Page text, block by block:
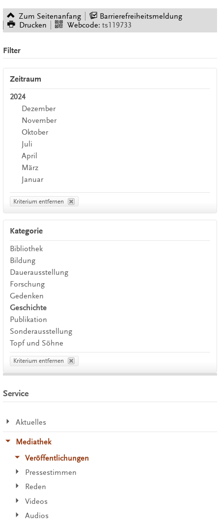
Zum Seitenanfang
Barrierefreiheitsmeldung
Drucken
Webcode: ts119733
Filter
Zeitraum
2024
Dezember
November
Oktober
Juli
April
März
Januar
Kriterium entfernen
Kategorie
Bibliothek
Bildung
Dauerausstellung
Forschung
Gedenken
Geschichte
Publikation
Sonderausstellung
Topf und Söhne
Kriterium entfernen
Service
Aktuelles
Mediathek
Veröffentlichungen
Pressestimmen
Reden
Videos
Audios